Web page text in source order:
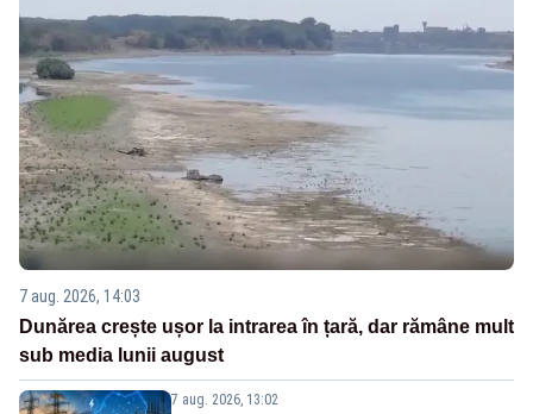
7 aug. 2026, 14:03
Dunărea crește ușor la intrarea în țară, dar rămâne mult
sub media lunii august
7 aug. 2026, 13:02